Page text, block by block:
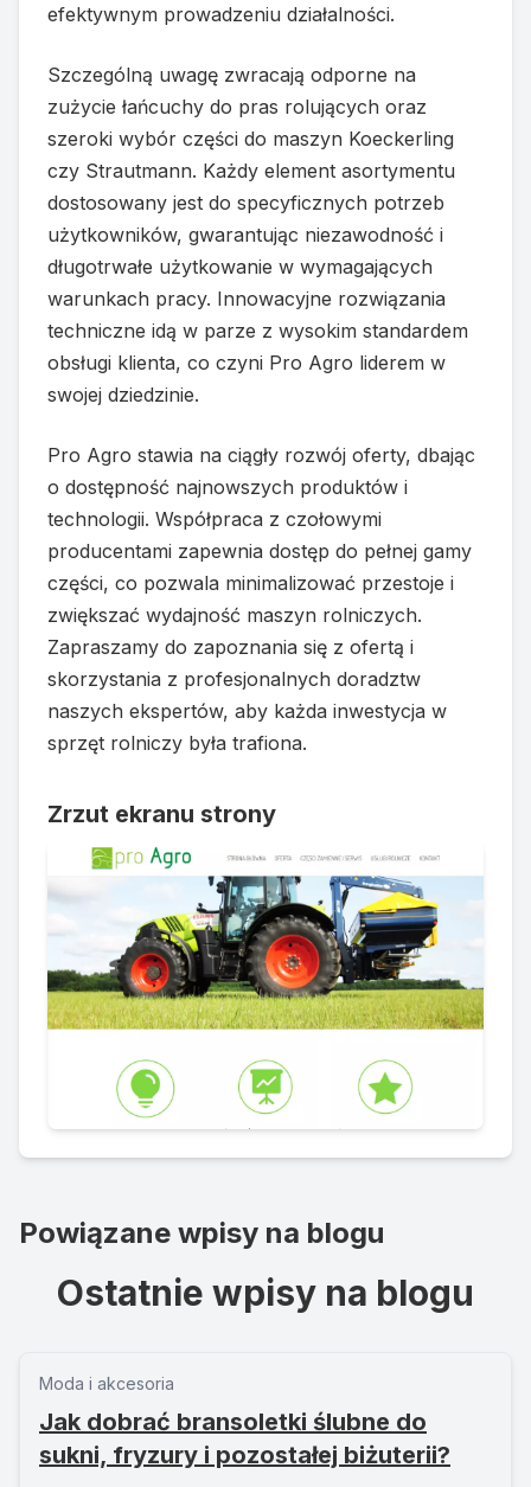
efektywnym prowadzeniu działalności.
Szczególną uwagę zwracają odporne na
zużycie łańcuchy do pras rolujących oraz
szeroki wybór części do maszyn Koeckerling
czy Strautmann. Każdy element asortymentu
dostosowany jest do specyficznych potrzeb
użytkowników, gwarantując niezawodność i
długotrwałe użytkowanie w wymagających
warunkach pracy. Innowacyjne rozwiązania
techniczne idą w parze z wysokim standardem
obsługi klienta, co czyni Pro Agro liderem w
swojej dziedzinie.
Pro Agro stawia na ciągły rozwój oferty, dbając
o dostępność najnowszych produktów i
technologii. Współpraca z czołowymi
producentami zapewnia dostęp do pełnej gamy
części, co pozwala minimalizować przestoje i
zwiększać wydajność maszyn rolniczych.
Zapraszamy do zapoznania się z ofertą i
skorzystania z profesjonalnych doradztw
naszych ekspertów, aby każda inwestycja w
sprzęt rolniczy była trafiona.
Zrzut ekranu strony
Powiązane wpisy na blogu
Ostatnie wpisy na blogu
Moda i akcesoria
Jak dobrać bransoletki ślubne do
sukni, fryzury i pozostałej biżuterii?